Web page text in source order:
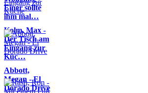
Einer sollte
ihm mal…
Kolm, Max -
Der Tisch am
Eingang zur
Küc…
Abbott,
Megan - El
Dorado Drive